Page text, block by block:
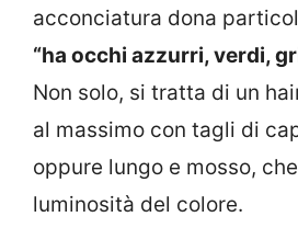
acconciatura dona
“ha occhi azzurri, verdi,
Non solo, si tratta di un
al massimo con tagli di
oppure lungo e mosso,
luminosità del colore.